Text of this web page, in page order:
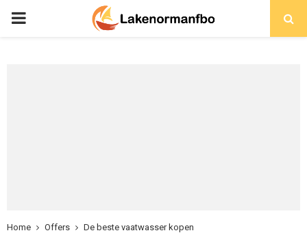
PRIMARY
Home Offers De beste vaatwasser kopen